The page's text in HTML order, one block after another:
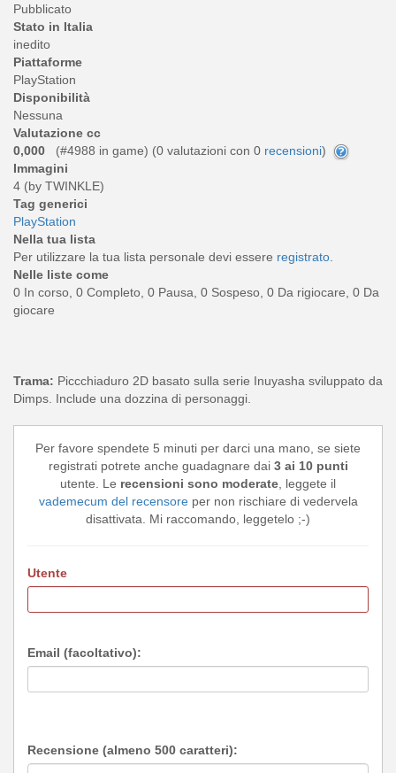
Pubblicato
Stato in Italia
inedito
Piattaforme
PlayStation
Disponibilità
Nessuna
Valutazione cc
0,000
(#4988 in game) (0 valutazioni con 0 recensioni)
Immagini
4 (by TWINKLE)
Tag generici
PlayStation
Nella tua lista
Per utilizzare la tua lista personale devi essere registrato.
Nelle liste come
0 In corso, 0 Completo, 0 Pausa, 0 Sospeso, 0 Da rigiocare, 0 Da
giocare
Trama: Piccchiaduro 2D basato sulla serie Inuyasha sviluppato da
Dimps. Include una dozzina di personaggi.
Per favore spendete 5 minuti per darci una mano, se siete
registrati potrete anche guadagnare dai 3 ai 10 punti
utente. Le recensioni sono moderate, leggete il
vademecum del recensoreper non rischiare di vedervela
disattivata. Mi raccomando, leggetelo ;-)
Utente
Email (facoltativo):
Recensione (almeno 500 caratteri):